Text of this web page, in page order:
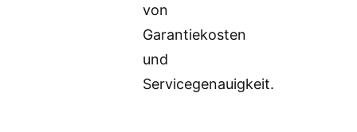
von
Garantiekosten
und
Servicegenauigkeit.